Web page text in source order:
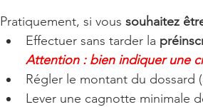
Pratiquement, si vous souhaitez
Effectuer sans tarder la
Attention : bien indiquer une
Régler le montant du dossard (
Lever une cagnotte minimale